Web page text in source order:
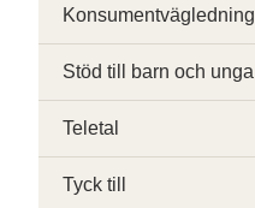
Konsumentvägledning
Stöd till barn och unga
Teletal
Tyck till